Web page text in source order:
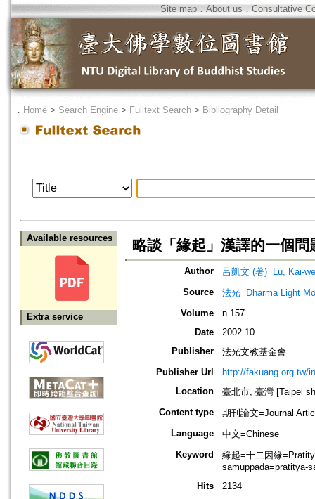
Site map．About us ． Consultative
． Home > Search Engine > Fulltext Search > Bibliography Detail
Available resources
Extra service
略談「緣起」漢譯的一個
Author
呂凱文 (著)=Lu, Kai-
Source
法光=Dharma Light
Volume
n.157
Date
2002.10
Publisher
法光文教基金會
Publisher Url
http://fakuang.org.tw/
Location
臺北市, 臺灣 [Taipei
Content type
期刊論文=Journal
Language
中文=Chinese
Keyword
緣起=十二因緣
samuppada=pratitya-
Hits
2134